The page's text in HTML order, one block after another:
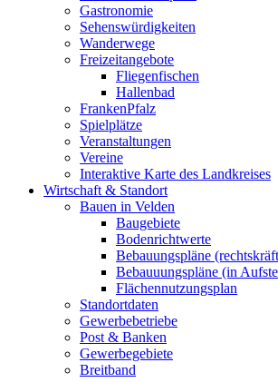
Gastronomie
Sehenswürdigkeiten
Wanderwege
Freizeitangebote
Fliegenfischen
Hallenbad
FrankenPfalz
Spielplätze
Veranstaltungen
Vereine
Interaktive Karte des Landkreises
Wirtschaft & Standort
Bauen in Velden
Baugebiete
Bodenrichtwerte
Bebauungspläne
Bebauuungspläne (in
Flächennutzungsplan
Standortdaten
Gewerbebetriebe
Post & Banken
Gewerbegebiete
Breitband